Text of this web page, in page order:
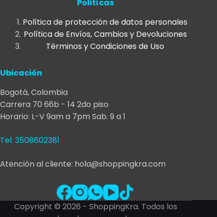
página
de
producto
la
página
de
producto
Politícas
Política de protección de datos personales
Política de Envíos, Cambios y Devoluciones
Términos y Condiciones de Uso
Ubicación
Bogotá, Colombia
Carrera 70 66b - 14 2do piso
Horario: L-V 9am a 7pm Sab. 9 a 1
Tel: 3508602381
Atención al cliente: hola@shoppingkra.com
Copyright © 2026 - ShoppingKra. Todos los